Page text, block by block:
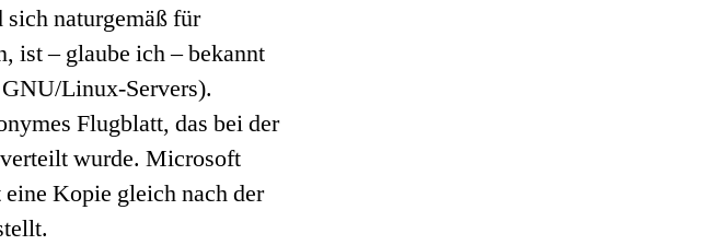
naturgemäß für
ist – glaube ich – bekannt
Linux-Servers).
Flugblatt, das bei der
wurde. Microsoft
Kopie gleich nach der